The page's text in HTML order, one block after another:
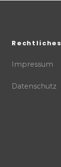
Rechtliches
Impressum
Datenschutz